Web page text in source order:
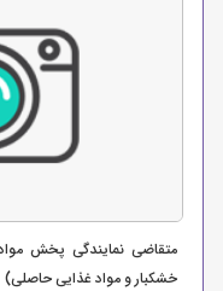
متقاضی نمایندگی پخش
خشکبار و مواد غذایی حاصلی)